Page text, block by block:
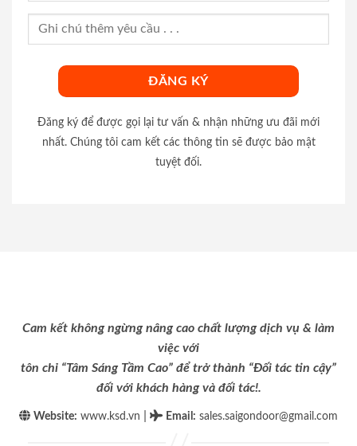
Đăng ký để được gọi lại tư vấn & nhận những ưu đãi mới
nhất. Chúng tôi cam kết các thông tin sẽ được bảo mật
tuyệt đối.
Cam kết không ngừng nâng cao chất lượng dịch vụ & làm
việc với
tôn chỉ “Tâm Sáng Tầm Cao” để trở thành “Đối tác tin cậy”
đối với khách hàng và đối tác!.
Website: www.ksd.vn Email : sales.saigondoor@gmail.com